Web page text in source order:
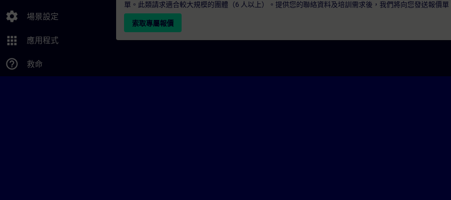
settings 場景設定
apps 應用程式
help_outline 救命
單。此類請求適合較大規模的團體（6 人以上）。提供您的聯絡資料及培訓需求後，我們將向您發送報價單
索取專屬報價